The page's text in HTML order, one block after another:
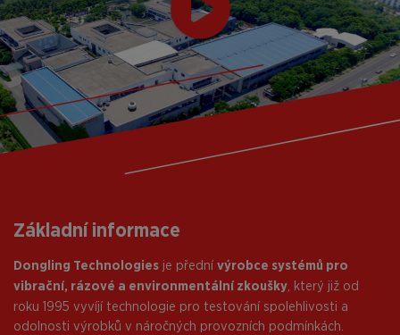
Základní informace
Dongling Technologies je přední výrobce systémů pro
vibrační, rázové a environmentální zkoušky , který již od
roku 1995 vyvíjí technologie pro testování spolehlivosti a
odolnosti výrobků v náročných provozních podmínkách.